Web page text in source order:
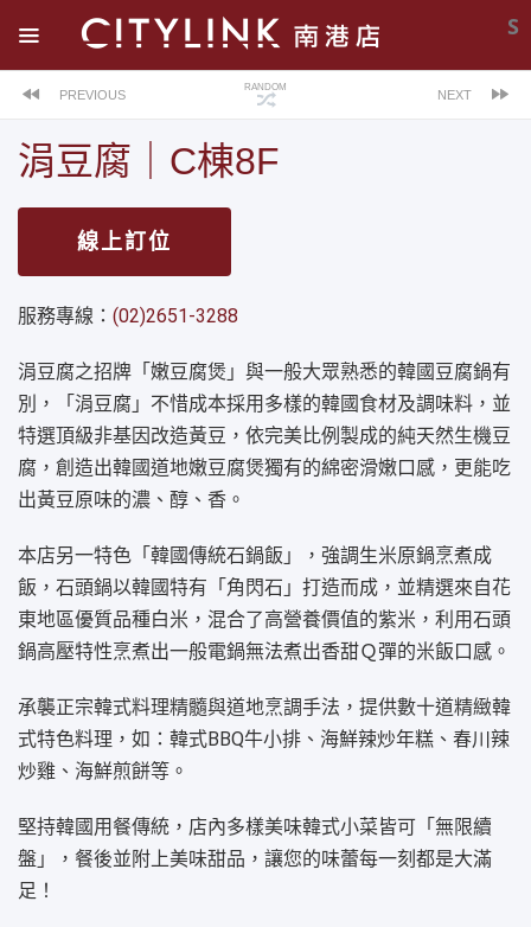
S
PREVIOUS
RANDOM
NEXT
涓豆腐｜C棟8F
線上訂位
服務專線： (02)2651-3288
涓豆腐之招牌「嫩豆腐煲」與一般大眾熟悉的韓國豆腐鍋有
別，「涓豆腐」不惜成本採用多樣的韓國食材及調味料，並
特選頂級非基因改造黃豆，依完美比例製成的純天然生機豆
腐，創造出韓國道地嫩豆腐煲獨有的綿密滑嫩口感，更能吃
出黃豆原味的濃、醇、香。
本店另一特色「韓國傳統石鍋飯」，強調生米原鍋烹煮成
飯，石頭鍋以韓國特有「角閃石」打造而成，並精選來自花
東地區優質品種白米，混合了高營養價值的紫米，利用石頭
鍋高壓特性烹煮出一般電鍋無法煮出香甜Ｑ彈的米飯口感。
承襲正宗韓式料理精髓與道地烹調手法，提供數十道精緻韓
式特色料理，如：韓式BBQ牛小排、海鮮辣炒年糕、春川辣
炒雞、海鮮煎餅等。
堅持韓國用餐傳統，店內多樣美味韓式小菜皆可「無限續
盤」，餐後並附上美味甜品，讓您的味蕾每一刻都是大滿
足！